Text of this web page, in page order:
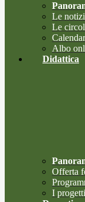
Le
Le
Albo
Didattica
Offerta
I